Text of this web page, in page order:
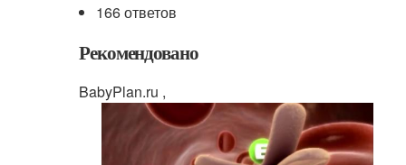
166 ответов
Рекомендовано
BabyPlan.ru ,